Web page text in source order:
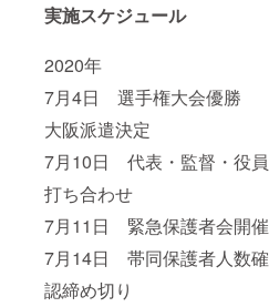
実施スケジュール
2020年
7月4日 選手権大会優勝
大阪派遣決定
7月10日 代表・監督・役員
打ち合わせ
7月11日 緊急保護者会開催
7月14日 帯同保護者人数確
認締め切り